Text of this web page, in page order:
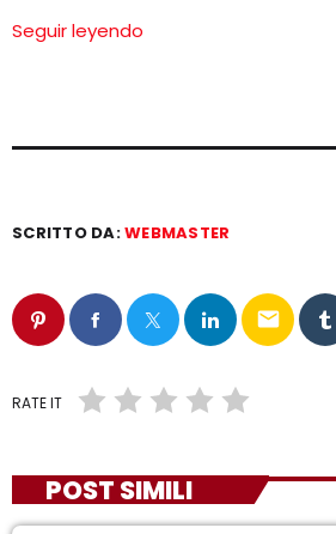
Seguir leyendo
SCRITTO DA:WEBMASTER
email
RATE IT
POST SIMILI